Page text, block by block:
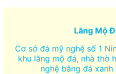
Lăng Mộ
Cơ sở đá mỹ nghệ số 1
khu lăng mộ đá, nhà thờ
nghệ bằng đá